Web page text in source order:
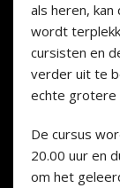
als heren,
wordt
cursisten en
verder uit te
echte grotere
De cursus
20.00 uur en
om het